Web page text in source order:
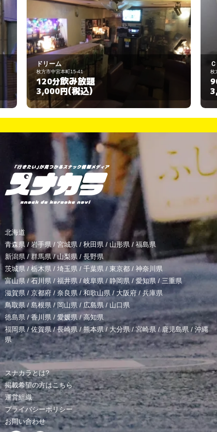
込)
ＣＲＥＳＣＥＮＴ
3,000円
北海道
青森県 / 岩手県/ 宮城県 / 秋田県 / 山形県/ 福島県
新潟県 /群馬県/山梨県 / 長野県
茨城県 / 栃木県 / 埼玉県 / 千葉県 / 東京都 / 神奈川県
富山県 /石川県/福井県/岐阜県 / 静岡県 / 愛知県 / 三重県
滋賀県 / 京都府 / 奈良県 / 和歌山県/ 大阪府 /兵庫県
鳥取県/ 島根県 /岡山県/ 広島県 / 山口県
徳島県 /香川県 / 愛媛県/高知県
福岡県/佐賀県/長崎県 /熊本県/ 大分県/宮崎県 /鹿児島県 / 沖縄
県
スナカラとは?
掲載希望の方はこちら
運営組織
プライバシーポリシー
お問い合わせ